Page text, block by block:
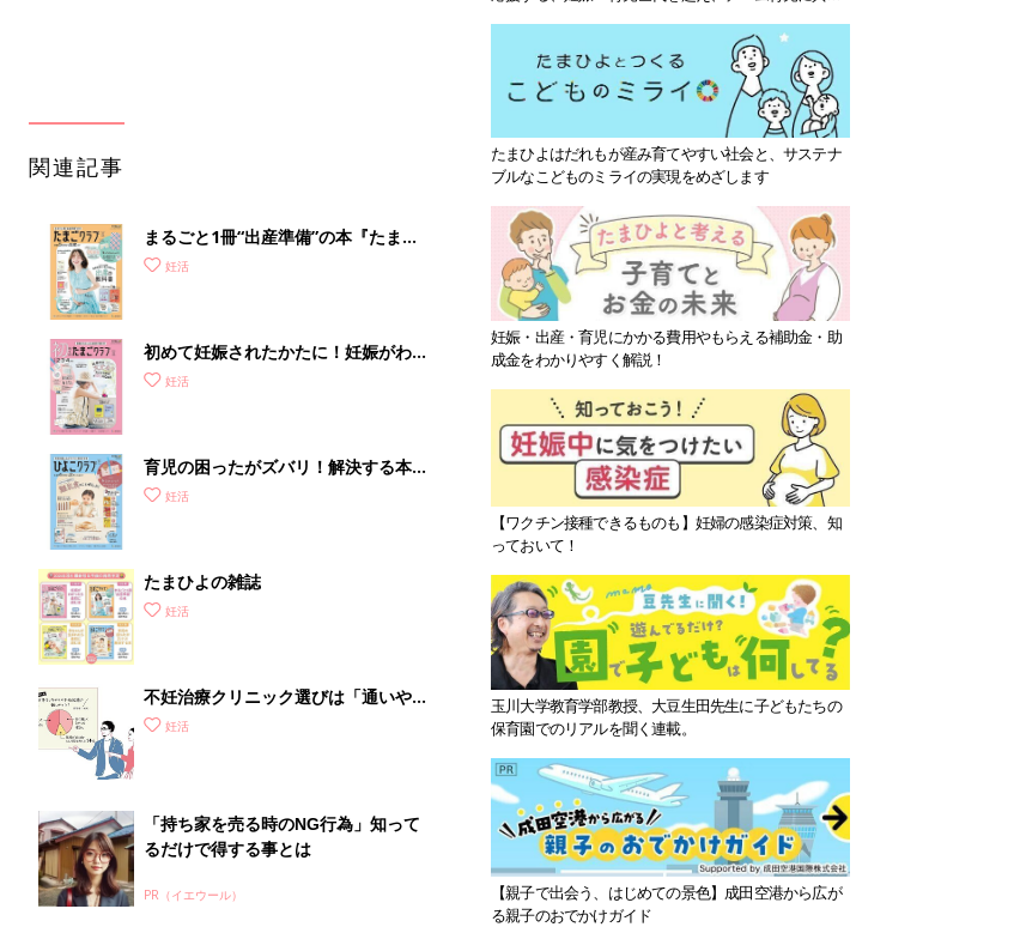
関連記事
まるごと1冊“出産準備”の本『たまご
クラブ 夏号』〈スペシャル大特集〉
妊活
初めて妊娠されたかたに！妊娠がわか
ったら最初に読む本『初めてのたまご
妊活
育児の困ったがズバリ！解決する本
『ひよこクラブ 秋号』 4カ月～2才
妊活
たまひよの雑誌
妊活
不妊治療クリニック選びは「通いやす
さ」が大切！選び方、重要3カ条っ
妊活
「持ち家を売る時のNG行為」知って
るだけで得する事とは
PR（イエウール）
たまひよはだれもが産み育てやすい社会と、サステナ
ブルなこどものミライの実現をめざします
妊娠・出産・育児にかかる費用やもらえる補助金・助
成金をわかりやすく解説！
【ワクチン接種できるものも】妊婦の感染症対策、知
っておいて！
玉川大学教育学部教授、大豆生田先生に子どもたちの
保育園でのリアルを聞く連載。
【親子で出会う、はじめての景色】成田空港から広が
る親子のおでかけガイド